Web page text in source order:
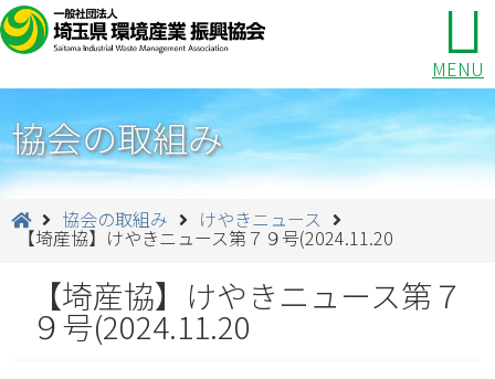
MENU
協会の取組み
協会の取組み けやきニュース
【埼産協】けやきニュース第７９号(2024.11.20
【埼産協】けやきニュース第７
９号(2024.11.20